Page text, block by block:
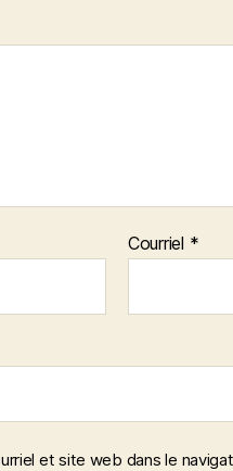
Courriel *
et site web dans le